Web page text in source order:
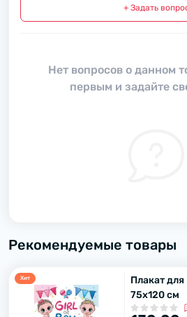
+ Задать
Нет вопросов о данном
первым и задайте
Рекомендуемые товары
Хит
Плакат
75х120 см